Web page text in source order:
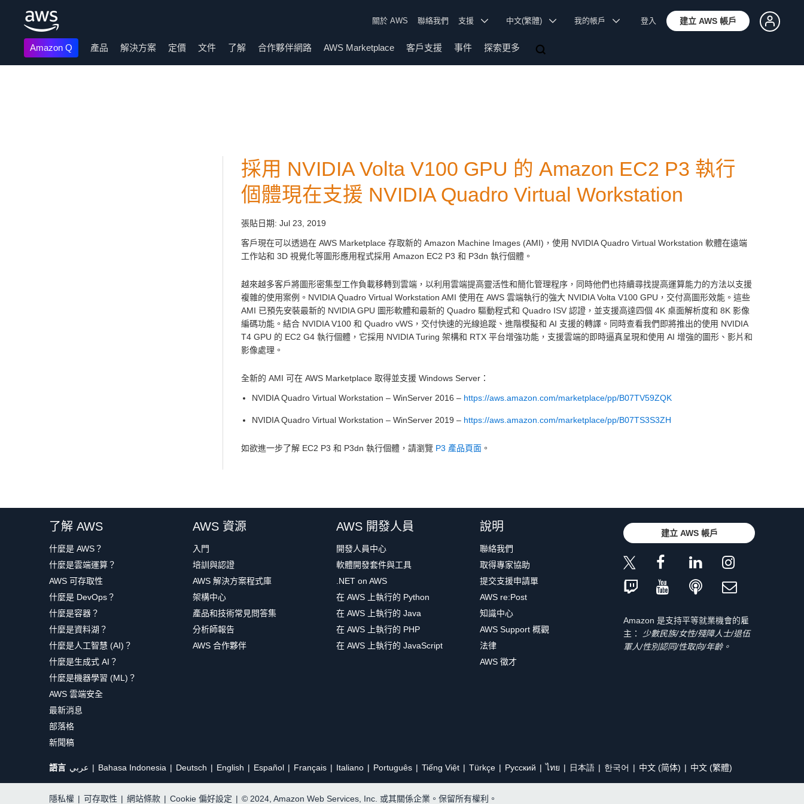
關於 AWS 聯絡我們 支援 中文(繁體) 我的帳戶 登入 建立 AWS 帳戶
Amazon Q 產品 解決方案 定價 文件 了解 合作夥伴網路 AWS Marketplace 客戶支援 事件 探索更多
採用 NVIDIA Volta V100 GPU 的 Amazon EC2 P3 執行
個體現在支援 NVIDIA Quadro Virtual Workstation
張貼日期: Jul 23, 2019
客戶現在可以透過在 AWS Marketplace 存取新的 Amazon Machine Images (AMI)，使用 NVIDIA Quadro Virtual Workstation 軟體在遠端
工作站和 3D 視覺化等圖形應用程式採用 Amazon EC2 P3 和 P3dn 執行個體。
越來越多客戶將圖形密集型工作負載移轉到雲端，以利用雲端提高靈活性和簡化管理程序，同時他們也持續尋找提高運算能力的方法以支援
複雜的使用案例。NVIDIA Quadro Virtual Workstation AMI 使用在 AWS 雲端執行的強大 NVIDIA Volta V100 GPU，交付高圖形效能。這些
AMI 已預先安裝最新的 NVIDIA GPU 圖形軟體和最新的 Quadro 驅動程式和 Quadro ISV 認證，並支援高達四個 4K 桌面解析度和 8K 影像
編碼功能。結合 NVIDIA V100 和 Quadro vWS，交付快速的光線追蹤、進階模擬和 AI 支援的轉譯。同時查看我們即將推出的使用 NVIDIA
T4 GPU 的 EC2 G4 執行個體，它採用 NVIDIA Turing 架構和 RTX 平台增強功能，支援雲端的即時逼真呈現和使用 AI 增強的圖形、影片和
影像處理。
全新的 AMI 可在 AWS Marketplace 取得並支援 Windows Server：
NVIDIA Quadro Virtual Workstation – WinServer 2016 – https://aws.amazon.com/marketplace/pp/B07TV59ZQK
NVIDIA Quadro Virtual Workstation – WinServer 2019 – https://aws.amazon.com/marketplace/pp/B07TS3S3ZH
如欲進一步了解 EC2 P3 和 P3dn 執行個體，請瀏覽 P3 產品頁面 。
了解 AWS
什麼是 AWS？
什麼是雲端運算？
AWS 可存取性
什麼是 DevOps？
什麼是容器？
什麼是資料湖？
什麼是人工智慧 (AI)？
什麼是生成式 AI？
什麼是機器學習 (ML)？
AWS 雲端安全
最新消息
部落格
新聞稿
AWS 資源
入門
培訓與認證
AWS 解決方案程式庫
架構中心
產品和技術常見問答集
分析師報告
AWS 合作夥伴
AWS 開發人員
開發人員中心
軟體開發套件與工具
.NET on AWS
在 AWS 上執行的 Python
在 AWS 上執行的 Java
在 AWS 上執行的 PHP
在 AWS 上執行的 JavaScript
說明
聯絡我們
取得專家協助
提交支援申請單
AWS re:Post
知識中心
AWS Support 概觀
法律
AWS 徵才
建立 AWS 帳戶
Amazon 是支持平等就業機會的雇
主：
少數民族/女性/殘障人士/退伍
軍人/性別認同/性取向/年齡。
語言 عربي Bahasa Indonesia Deutsch English Español Français Italiano Português Tiếng Việt Türkçe Ρусский ไทย 日本語 한국어 中文 (简体) 中文 (繁體)
隱私權 | 可存取性 | 網站條款 | Cookie 偏好設定 | © 2024, Amazon Web Services, Inc. 或其關係企業。保留所有權利。